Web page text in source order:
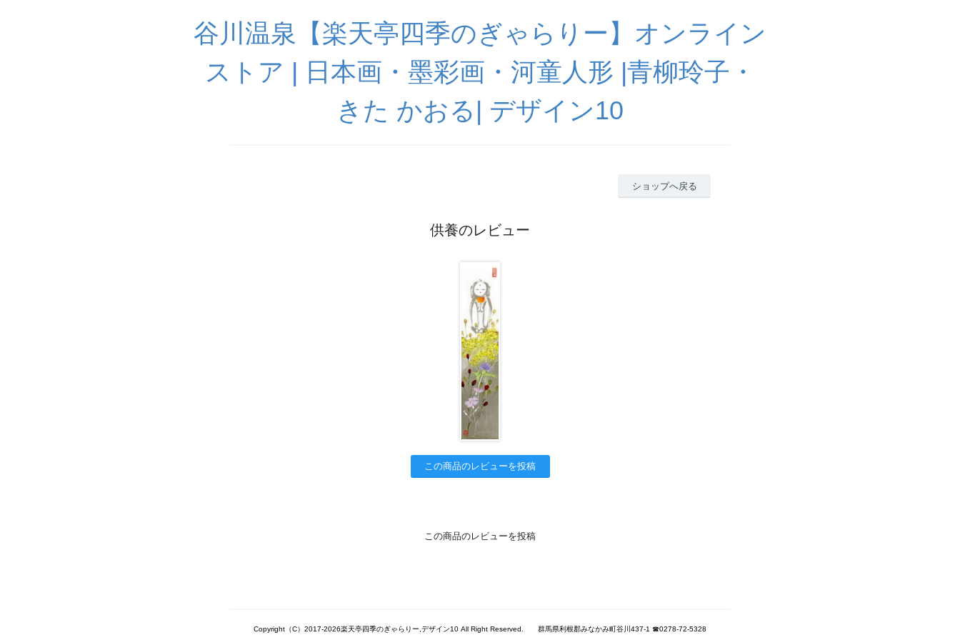
谷川温泉【楽天亭四季のぎゃらりー】オンライン
ストア | 日本画・墨彩画・河童人形 |青柳玲子・
きた かおる| デザイン10
ショップへ戻る
供養のレビュー
この商品のレビューを投稿
この商品のレビューを投稿
Copyright（C）2017-2026楽天亭四季のぎゃらりー,デザイン10 All Right Reserved. 群馬県利根郡みなかみ町谷川437-1 ☎0278-72-5328